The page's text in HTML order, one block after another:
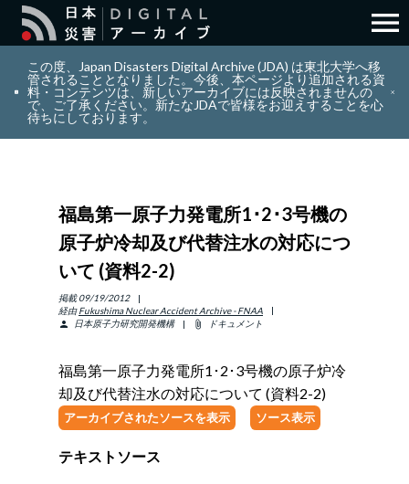
search 検索
layers コレクション
info_outline リソース
ENGLISH 日本語
サインイン
menu
この度、Japan Disasters Digital Archive (JDA) は東北大学へ移
管されることとなりました。今後、本ページより追加される資
料・コンテンツは、新しいアーカイブには反映されませんの
で、ご了承ください。新たなJDAで皆様をお迎えすることを心
待ちにしております。
福島第一原子力発電所1･2･3号機の
原子炉冷却及び代替注水の対応につ
いて (資料2-2)
掲載 09/19/2012
経由 Fukushima Nuclear Accident Archive - FNAA
person
日本原子力研究開発機構 attach_file ドキュメント
福島第一原子力発電所1･2･3号機の原子炉冷
却及び代替注水の対応について (資料2-2)
アーカイブされたソースを表示 ソース表示
テキストソース